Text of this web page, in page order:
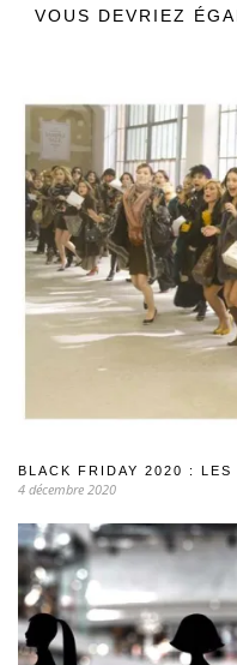
VOUS DEVRIEZ
BLACK FRIDAY 2020 : LES
4 décembre 2020